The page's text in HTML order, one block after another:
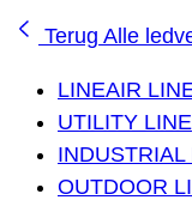
Terug Alle
LINEAIR
UTILITY LINE
INDUSTRIAL
OUTDOOR